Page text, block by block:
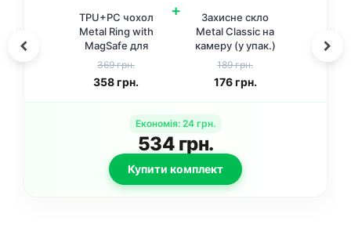
TPU+PC чохол
Metal Ring with
MagSafe для
Apple iPhone 15
(6.1") Темно-
фіолетовий
369 грн.
358грн.
+
Захисне скло
Metal Classic на
камеру (у упак.)
для Apple iPhone
15 (6.1") / 15 Plus
(6.7") Чорний /
Midnight
189 грн.
176грн.
Економія: 24 грн.
534 грн.
Купити комплект